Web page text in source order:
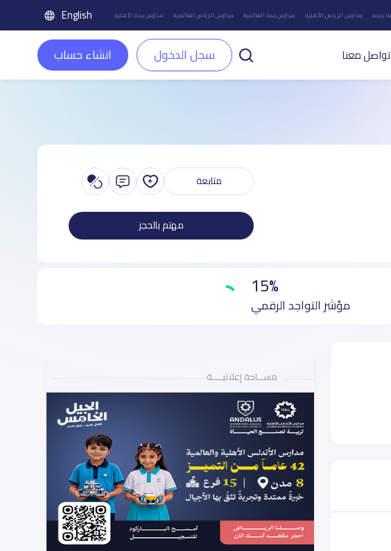
بجده مدارس الرياض الأهلية مدارس جدة العالمية مدارس الرياض العالمية مدارس جدة الأهلية English
تواصل معنا سجل الدخول انشاء حساب
متابعة
مهتم بالحجز
15%
مؤشر التواجد الرقمي
مســـاحة إعلانيـــــة